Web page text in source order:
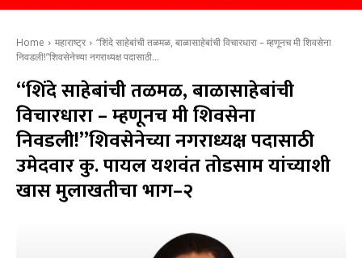
Home महाराष्ट्र
“शिंदे साहेबांची तळमळ, बाळासाहेबांची विचारधारा – म्हणूनच मी शिवसेना
निवडली!”शिवसेनेच्या नगराध्यक्ष पदासाठी...
“शिंदे साहेबांची तळमळ, बाळासाहेबांची
विचारधारा – म्हणूनच मी शिवसेना
निवडली!”शिवसेनेच्या नगराध्यक्ष पदासाठी
उमेदवार कु. पायल यशवंत तोडसाम यांच्याशी
खास मुलाखतीचा भाग–२